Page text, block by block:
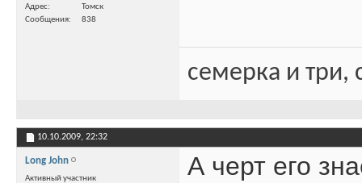
Адрес
Томск
Сообщения
838
семерка и три,
10.10.2009, 22:32
Long John
Активный участник
А черт его